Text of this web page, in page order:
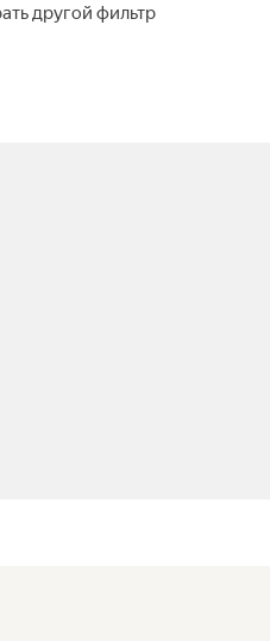
другой фильтр